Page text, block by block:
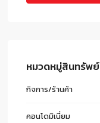
หมวดหมู่สินทรัพย์
กิจการ/ร้านค้า
คอนโดมิเนี่ยม